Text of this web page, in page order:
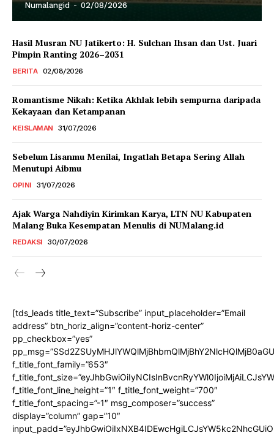
Numalangid - 02/08/2026
Hasil Musran NU Jatikerto: H. Sulchan Ihsan dan Ust. Juari
Pimpin Ranting 2026–2031
BERITA 02/08/2026
Romantisme Nikah: Ketika Akhlak lebih sempurna daripada
Kekayaan dan Ketampanan
KEISLAMAN 31/07/2026
Sebelum Lisanmu Menilai, Ingatlah Betapa Sering Allah
Menutupi Aibmu
OPINI 31/07/2026
Ajak Warga Nahdiyin Kirimkan Karya, LTN NU Kabupaten
Malang Buka Kesempatan Menulis di NUMalang.id
REDAKSI 30/07/2026
[tds_leads title_text=”Subscribe” input_placeholder=”Email
address” btn_horiz_align=”content-horiz-center”
pp_checkbox=”yes”
f_title_font_family=”653″
f_title_font_line_height=”1″ f_title_font_weight=”700″
f_title_font_spacing=”-1″ msg_composer=”success”
display=”column” gap=”10″